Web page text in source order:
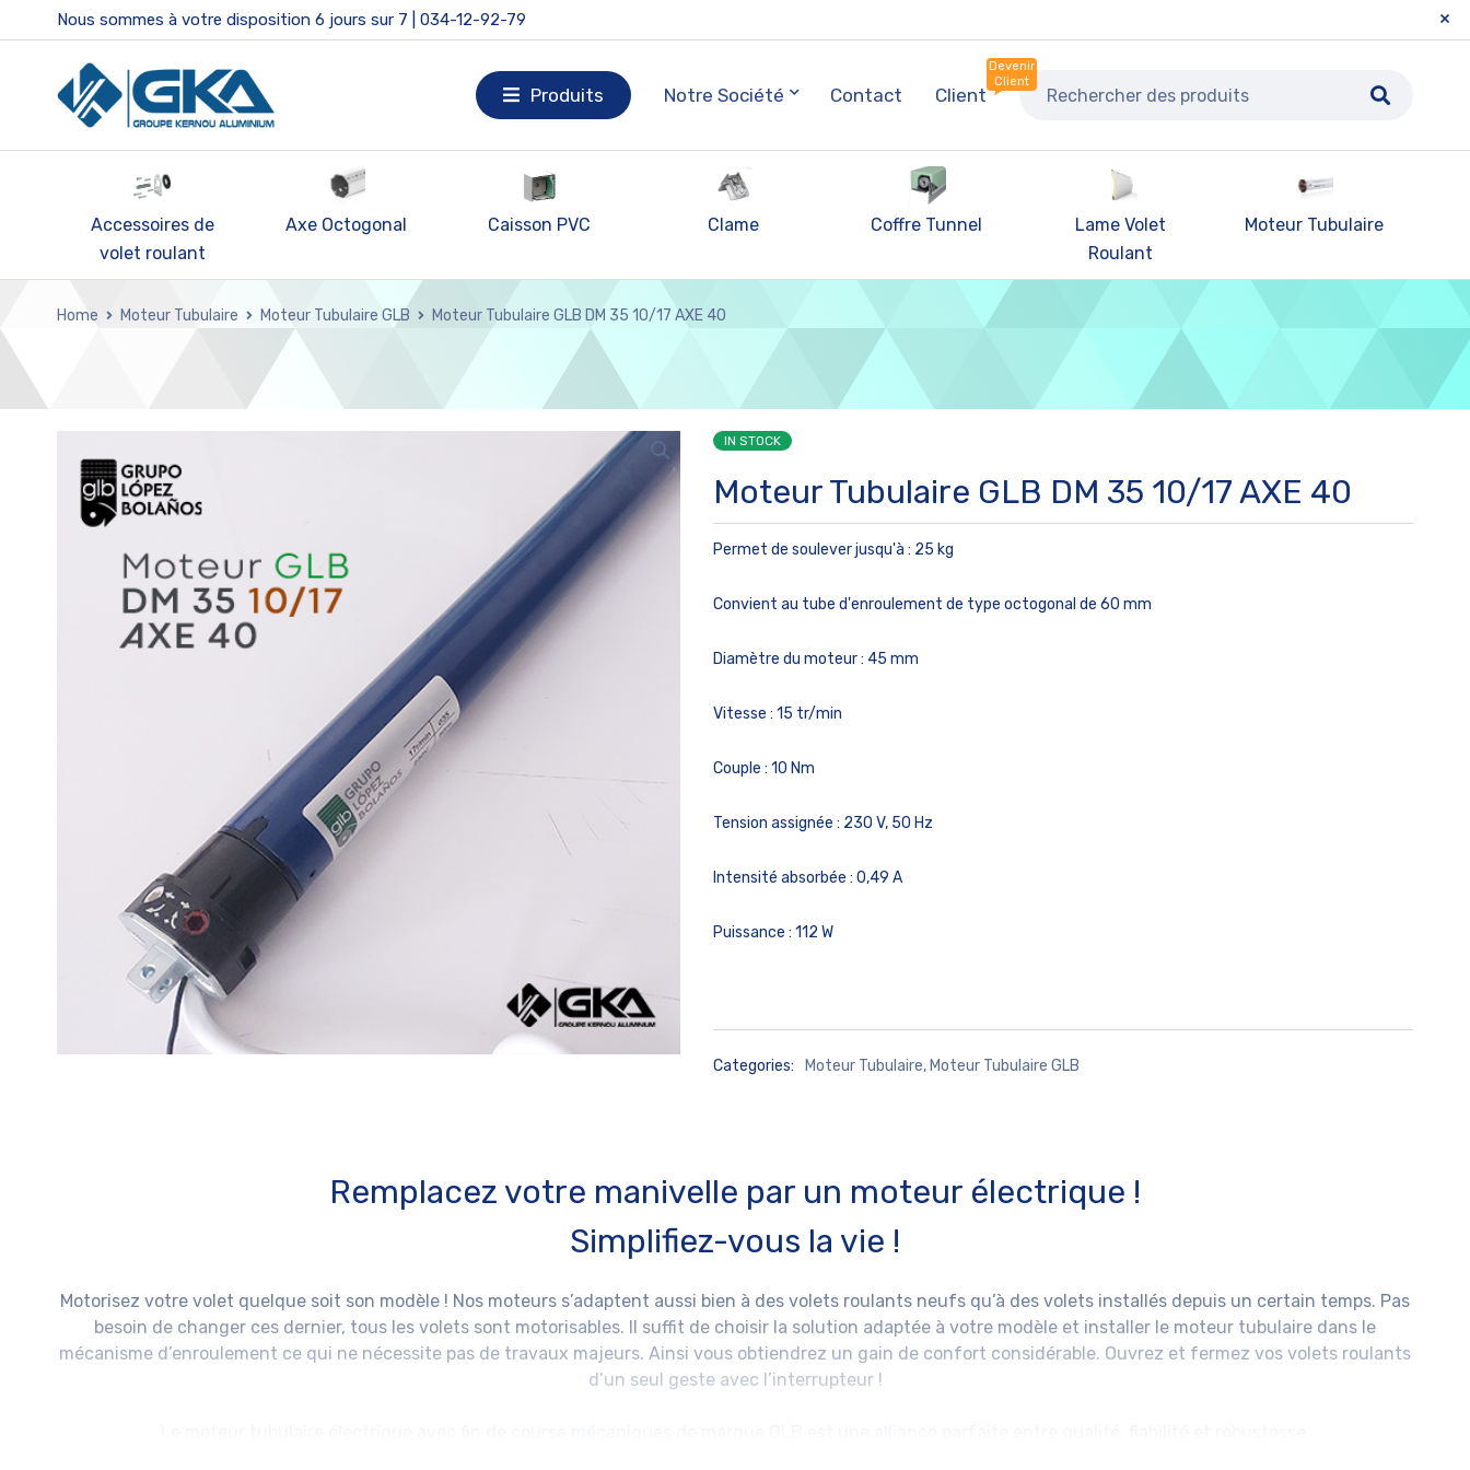
Nous sommes à votre disposition 6 jours sur 7 | 034-12-92-79
Produits Notre Société Contact Client
Devenir
Client
Accessoires de
volet roulant
Axe Octogonal Caisson PVC Clame Coffre Tunnel
Lame Volet
Roulant
Moteur Tubulaire
Home Moteur Tubulaire Moteur Tubulaire GLB Moteur Tubulaire GLB DM 35 10/17 AXE 40
IN STOCK
Moteur Tubulaire GLB DM 35 10/17 AXE 40
Permet de soulever jusqu'à : 25 kg
Convient au tube d'enroulementde type octogonal de 60 mm
Diamètre du moteur :45 mm
Vitesse :15 tr/min
Couple :10 Nm
Tension assignée : 230 V, 50 Hz
Intensité absorbée :0,49 A
Puissance :112 W
Categories: Moteur Tubulaire, Moteur Tubulaire GLB
Remplacez votre manivelle par un moteur électrique !
Simplifiez-vous la vie !
Motorisez votre volet quelque soit son modèle ! Nos moteurs s’adaptent aussi bien à des volets roulants neufs qu’à des volets installés depuis un certain temps. Pas
besoin de changer ces dernier, tous les volets sont motorisables. Il suffit de choisir la solution adaptée à votre modèle et installer le moteur tubulaire dans le
mécanisme d’enroulement ce qui ne nécessite pas de travaux majeurs. Ainsi vous obtiendrez un gain de confort considérable. Ouvrez et fermez vos volets roulants
d’un seul geste avec l’interrupteur !